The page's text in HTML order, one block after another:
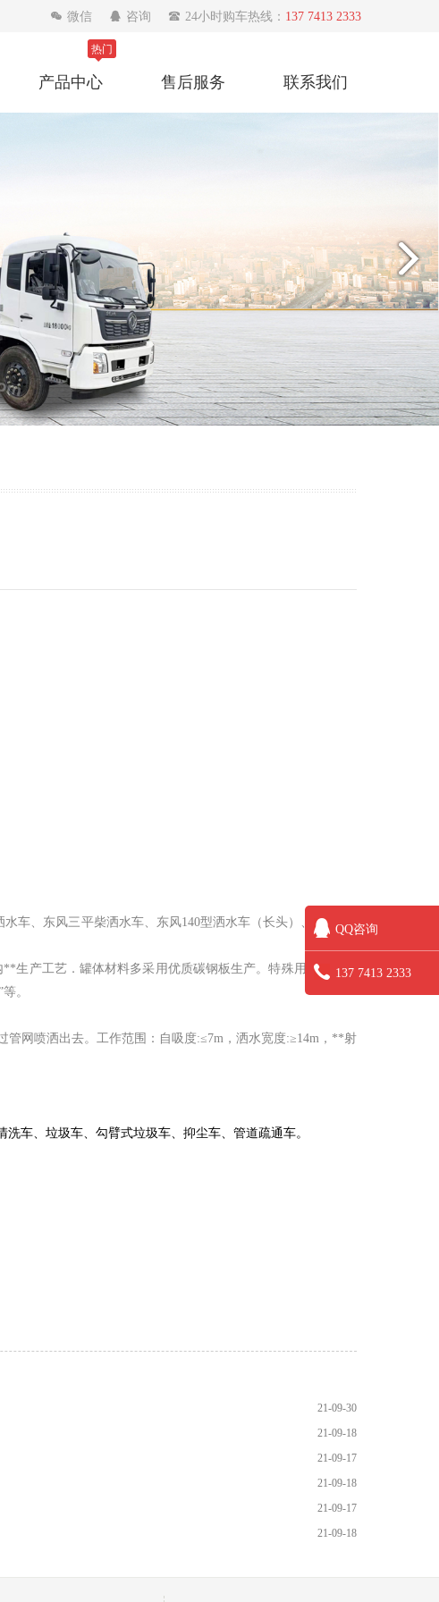
 微信  咨询  24小时购车热线： 137 7413 2333
热门
产品中心 售后服务 联系我们
、东风三平柴洒水车、东风140型洒水车（长头）、东风145
产工艺．罐体材料多采用优质碳钢板生产。特殊用途的情况
。
网喷洒出去。工作范围：自吸度:≤7m，洒水宽度:≥14m，**射
洗车 垃圾车 勾臂式垃圾车 抑尘车 管道疏通车。
21-09-30
21-09-18
21-09-17
21-09-18
21-09-17
21-09-18
QQ咨询
137 7413 2333